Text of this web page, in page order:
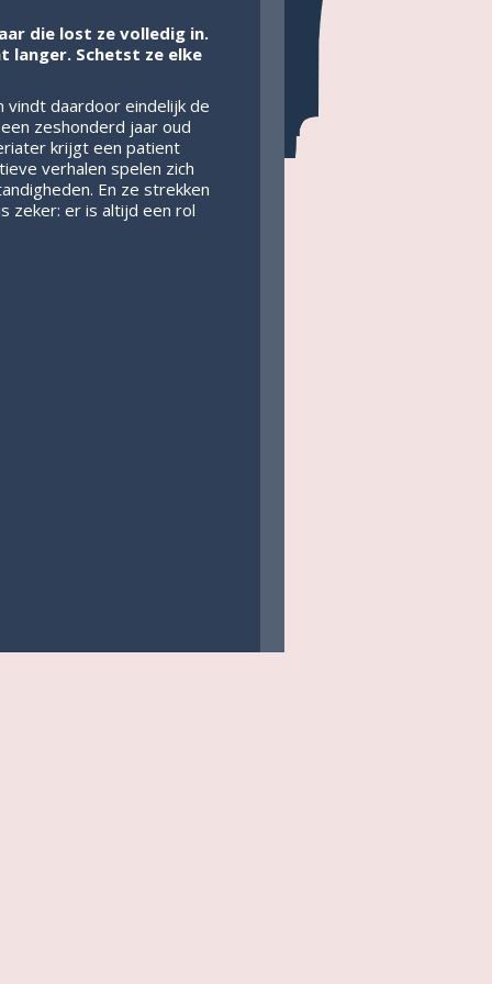
die lost ze volledig in.
langer. Schetst ze elke
vindt daardoor eindelijk de
zeshonderd jaar oud
krijgt een patient
verhalen spelen zich
En ze strekken
zeker: er is altijd een rol